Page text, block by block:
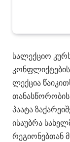
სალექციო
ლექცია
თანასწორობის
პაატა
ისაუბრა
რეგიონებთან